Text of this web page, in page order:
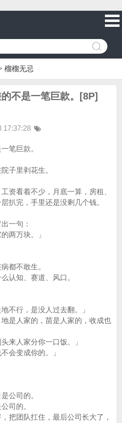
榴榴无忌
不是一笔巨款。[8P]
17:37:28
笔巨款。
子里剥花生。
资看着不少，月底一算，房租、
扒完，手里还是没剩几个钱。
一句：
两万块。」
都不敢生。
认知、赛道、风口。
不行，是没人过去翻。」
地是人家的，苗是人家的，收成也
来人家分你一口饭。」
会变成你的。」
公司的。
司的。
把团队扛住，最后公司长大了，